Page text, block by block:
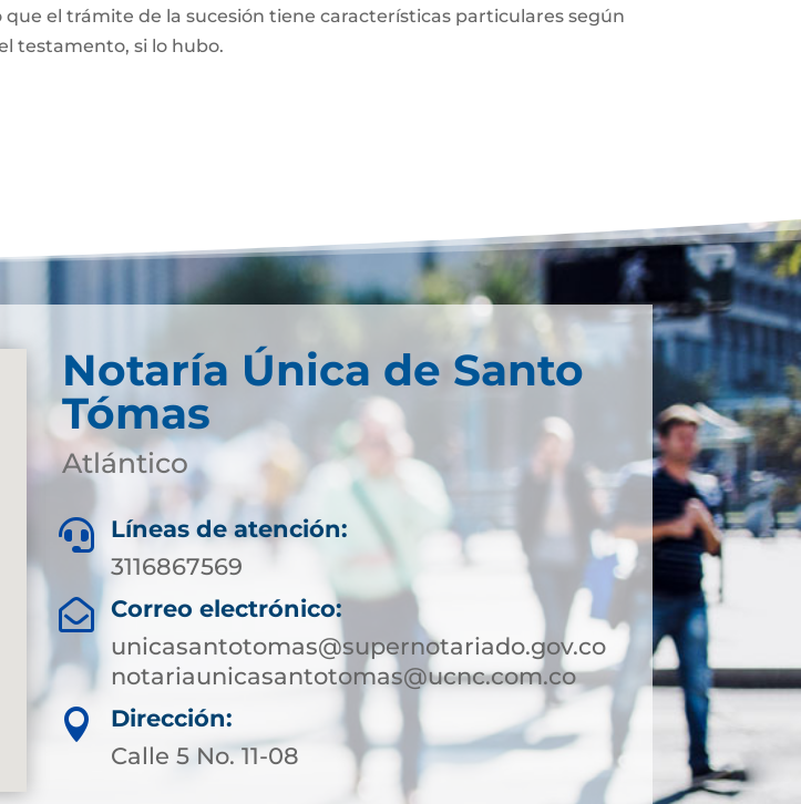
que el trámite de la sucesión tiene características particulares según
testamento, si lo hubo.
Notaría Única de Santo
Tómas
Atlántico

Líneas de atención:
3116867569

Correo electrónico:
unicasantotomas@supernotariado.gov.co
notariaunicasantotomas@ucnc.com.co

Dirección:
Calle 5 No. 11-08